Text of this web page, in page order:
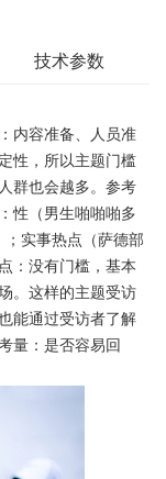
技术参数
内容准备、人员准
性，所以主题门槛
群也会越多。 参考
性（男生啪啪啪多
实事热点（萨德部
：没有门槛，基本
。这样的主题受访
能通过受访者了解
量：是否容易回